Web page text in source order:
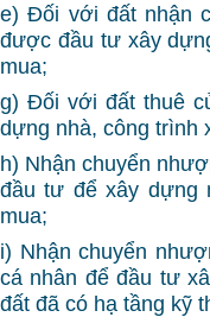
e) Đối với đất nhận
được đầu tư xây
mua;
g) Đối với đất thuê
dựng nhà, công trình
h) Nhận chuyển
đầu tư để xây dựng
mua;
i) Nhận chuyển
cá nhân để đầu tư
đất đã có hạ tầng kỹ